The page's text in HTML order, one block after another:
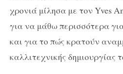
χρονιά μίλησα με τον Yves
για να μάθω περισσότερα
και για το πώς κρατούν
καλλιτεχνικής δημιουργίας